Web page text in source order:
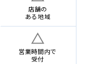
店舗の
ある地域
営業時間内で
受付